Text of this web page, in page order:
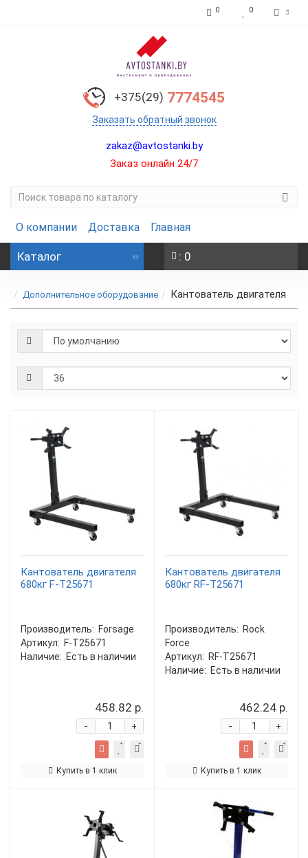
0 0
+375(29) 7774545
Заказать обратный звонок
zakaz@avtostanki.by
Заказ онлайн 24/7
О компании Доставка Главная
Каталог : 0
Дополнительное оборудование Кантователь двигателя
Кантователь двигателя
680кг F-T25671
Производитель: Forsage
Артикул: F-T25671
Наличие: Есть в наличии
458.82 р.
+
-
Купить в 1 клик
Кантователь двигателя
680кг RF-T25671
Производитель: Rock
Force
Артикул: RF-T25671
Наличие: Есть в наличии
462.24 р.
+
-
Купить в 1 клик